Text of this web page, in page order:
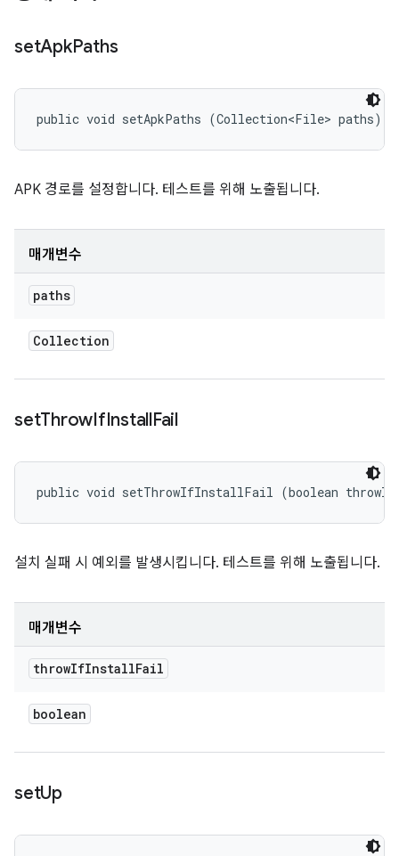
setApkPaths
public void setApkPaths (Collection<File> paths)
APK 경로를 설정합니다. 테스트를 위해 노출됩니다.
매개변수
paths
Collection
setThrowIfInstallFail
public void setThrowIfInstallFail (boolean
설치 실패 시 예외를 발생시킵니다. 테스트를 위해 노출됩니다.
매개변수
throwIfInstallFail
boolean
setUp